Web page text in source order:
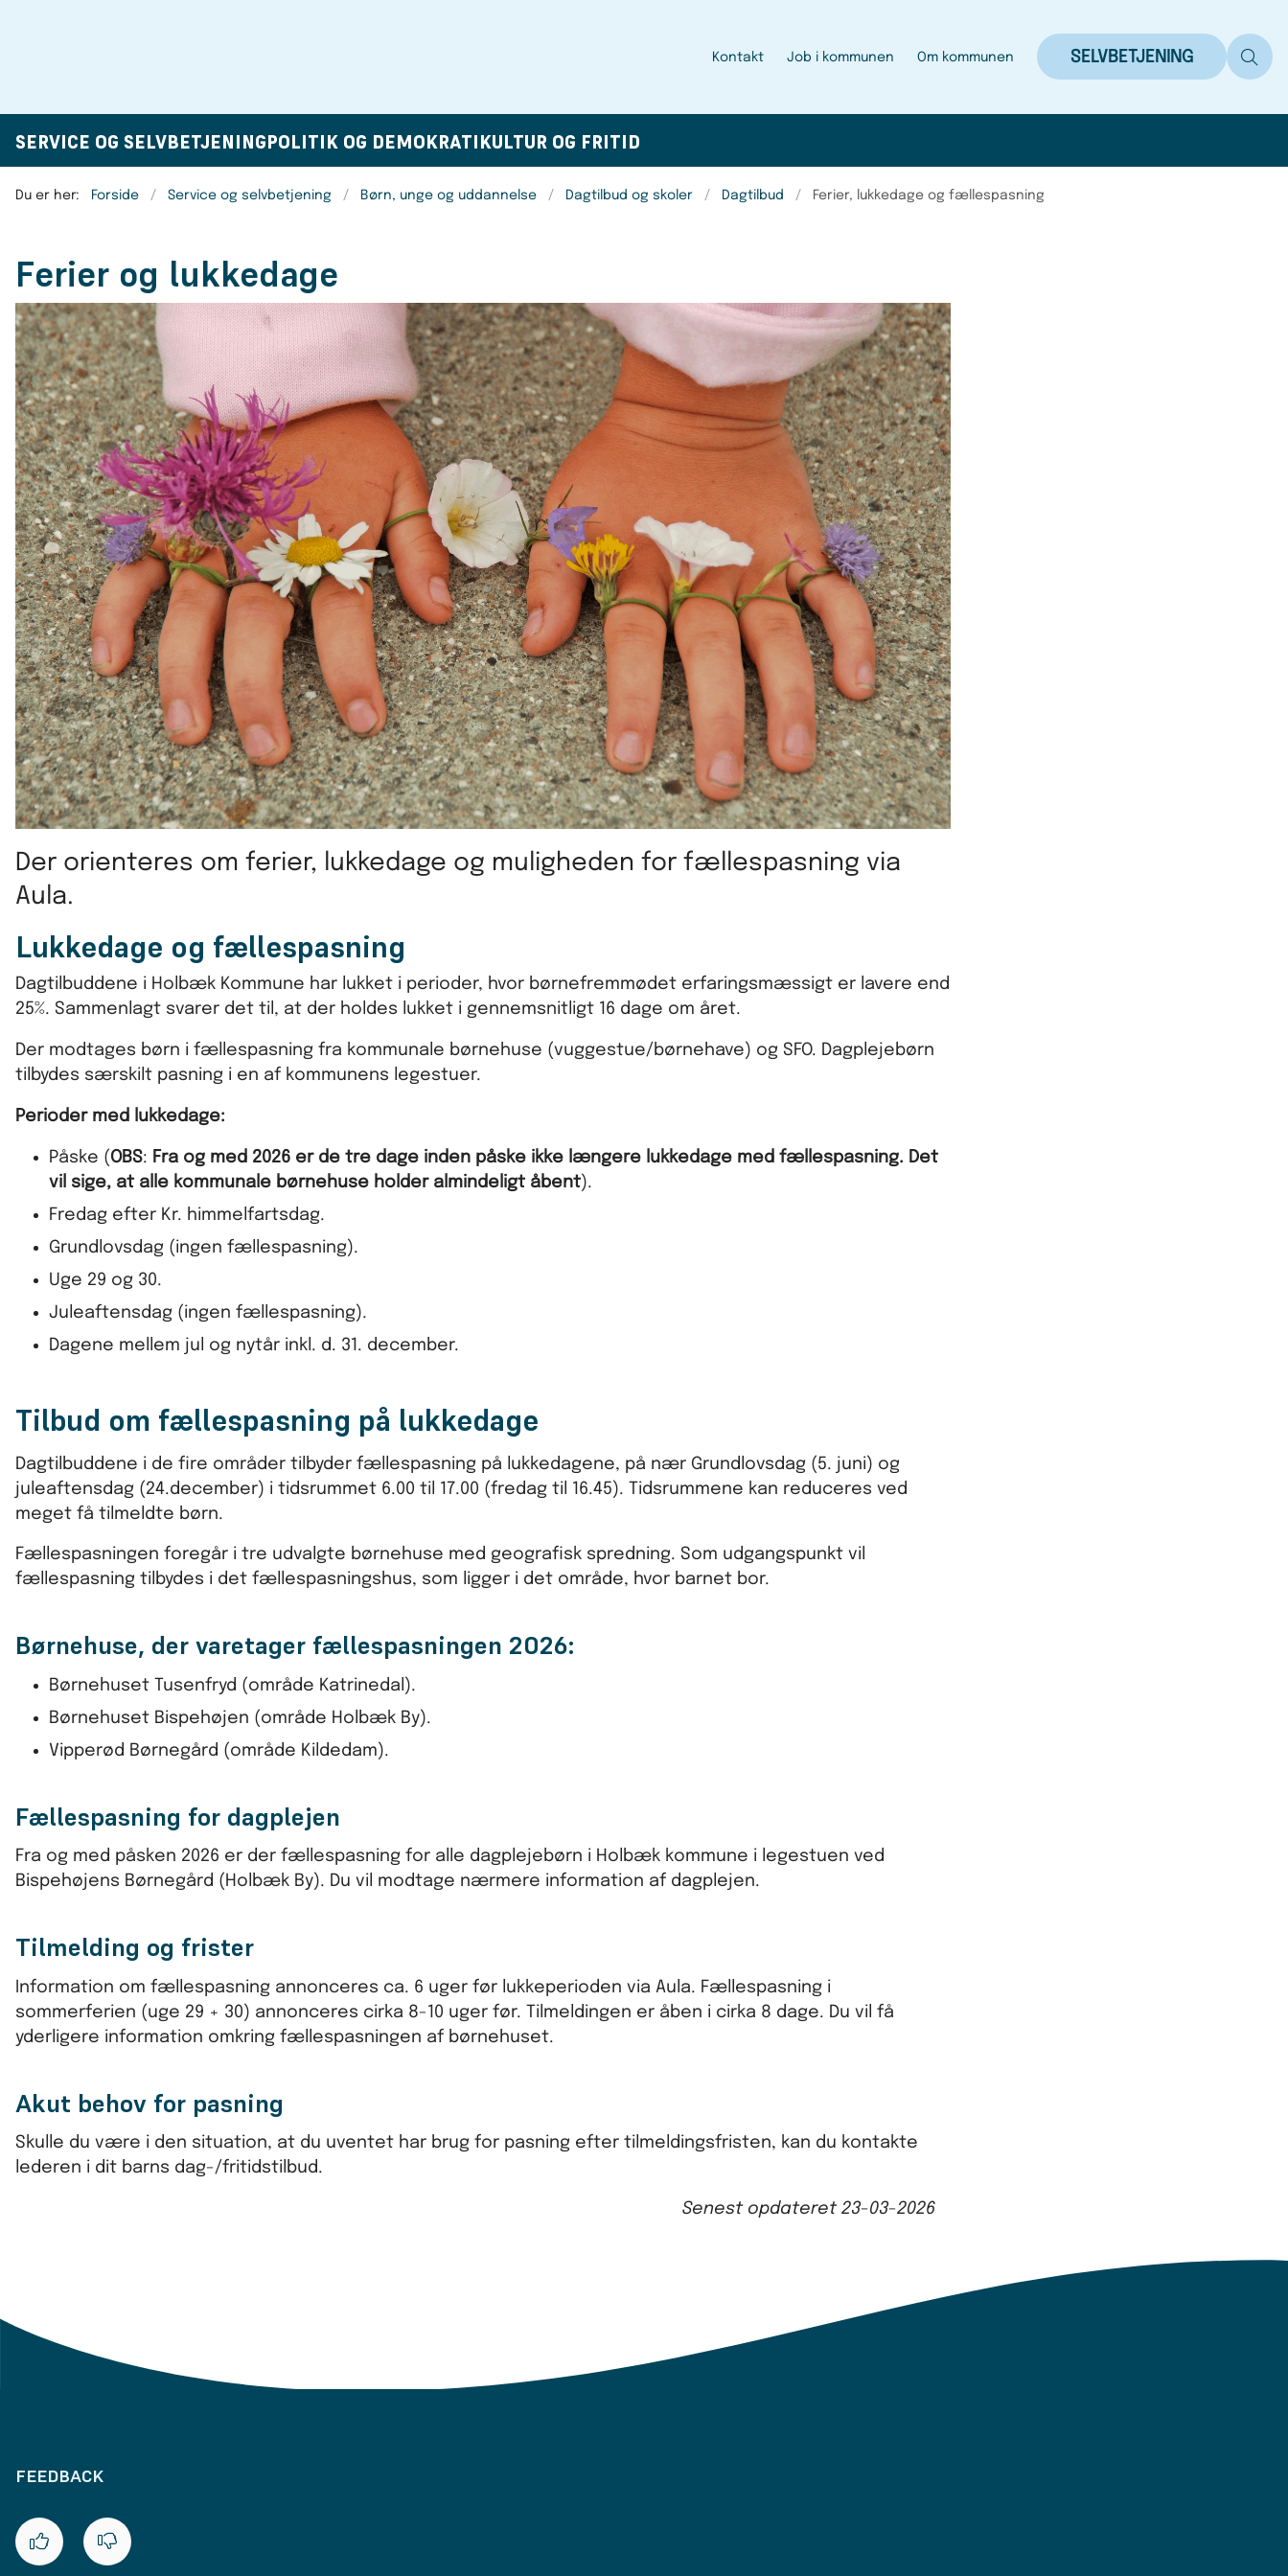
Kontakt Job i kommunen Om kommunen SELVBETJENING
SERVICE OG SELVBETJENINGPOLITIK OG DEMOKRATIKULTUR OG FRITID
Du er her: Forside Service og selvbetjening Børn, unge og uddannelse Dagtilbud og skoler Dagtilbud Ferier, lukkedage og fællespasning
Ferier og lukkedage
Der orienteres om ferier, lukkedage og muligheden for fællespasning via
Aula.
Lukkedage og fællespasning
Dagtilbuddene i Holbæk Kommune har lukket i perioder, hvor børnefremmødet erfaringsmæssigt er lavere end
25%. Sammenlagt svarer det til, at der holdes lukket i gennemsnitligt 16 dage om året.
Der modtages børn i fællespasning fra kommunale børnehuse (vuggestue/børnehave) og SFO. Dagplejebørn
tilbydes særskilt pasning i en af kommunens legestuer.
Perioder med lukkedage:
Påske (OBS: Fra og med 2026 er de tre dage inden påske ikke længere lukkedage med fællespasning. Det
vil sige, at alle kommunale børnehuse holder almindeligt åbent).
Fredag efter Kr. himmelfartsdag.
Grundlovsdag (ingen fællespasning).
Uge 29 og 30.
Juleaftensdag (ingen fællespasning).
Dagene mellem jul og nytår inkl. d. 31. december.
Tilbud om fællespasning på lukkedage
Dagtilbuddene i de fire områder tilbyder fællespasning på lukkedagene, på nær Grundlovsdag (5. juni) og
juleaftensdag (24.december) i tidsrummet 6.00 til 17.00 (fredag til 16.45). Tidsrummene kan reduceres ved
meget få tilmeldte børn.
Fællespasningen foregår i tre udvalgte børnehuse med geografisk spredning. Som udgangspunkt vil
fællespasning tilbydes i det fællespasningshus, som ligger i det område, hvor barnet bor.
Børnehuse, der varetager fællespasningen 2026:
Børnehuset Tusenfryd (område Katrinedal).
Børnehuset Bispehøjen (område Holbæk By).
Vipperød Børnegård (område Kildedam).
Fællespasning for dagplejen
Fra og med påsken 2026 er der fællespasning for alle dagplejebørn i Holbæk kommune i legestuen ved
Bispehøjens Børnegård (Holbæk By). Du vil modtage nærmere information af dagplejen.
Tilmelding og frister
Information om fællespasning annonceres ca. 6 uger før lukkeperioden via Aula. Fællespasning i
sommerferien (uge 29 + 30) annonceres cirka 8-10 uger før. Tilmeldingen er åben i cirka 8 dage. Du vil få
yderligere information omkring fællespasningen af børnehuset.
Akut behov for pasning
Skulle du være i den situation, at du uventet har brug for pasning efter tilmeldingsfristen, kan du kontakte
lederen i dit barns dag-/fritidstilbud.
Senest opdateret 23-03-2026
FEEDBACK